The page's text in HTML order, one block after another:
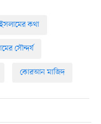
কথা
সৌন্দর্য
কোরআন মাজিদ